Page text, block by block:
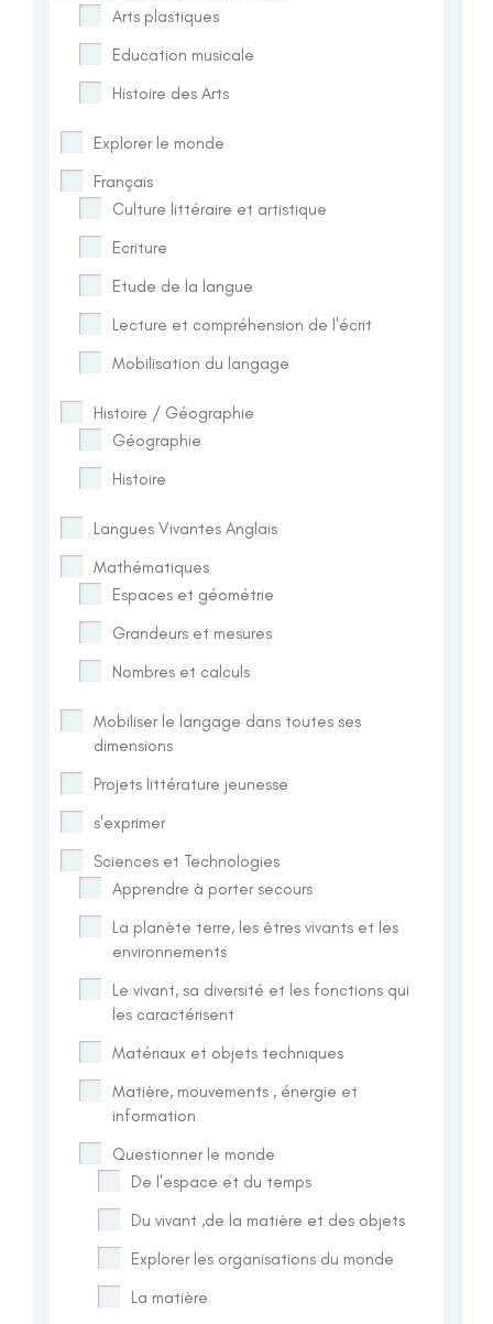
Arts plastiques
Education musicale
Histoire des Arts
Explorer le monde
Français
Culture littéraire et artistique
Ecriture
Etude de la langue
Lecture et compréhension de l'écrit
Mobilisation du langage
Histoire / Géographie
Géographie
Histoire
Langues Vivantes Anglais
Mathématiques
Espaces et géométrie
Grandeurs et mesures
Nombres et calculs
Mobiliser le langage dans toutes ses
dimensions
Projets littérature jeunesse
s'exprimer
Sciences et Technologies
Apprendre à porter secours
La planète terre, les êtres vivants et les
environnements
Le vivant, sa diversité et les fonctions qui
les caractérisent
Matériaux et objets techniques
Matière, mouvements , énergie et
information
Questionner le monde
De l'espace et du temps
Du vivant ,de la matière et des objets
Explorer les organisations du monde
La matière